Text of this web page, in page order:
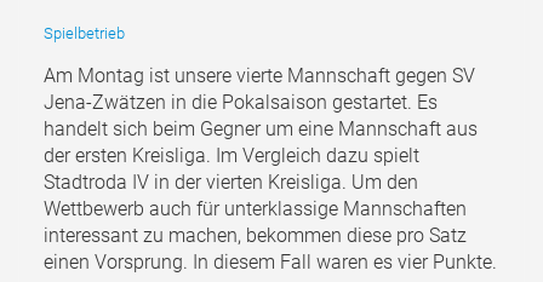
Spielbetrieb
Am Montag ist unsere vierte Mannschaft gegen SV
Jena-Zwätzen in die Pokalsaison gestartet. Es
handelt sich beim Gegner um eine Mannschaft aus
der ersten Kreisliga. Im Vergleich dazu spielt
Stadtroda IV in der vierten Kreisliga. Um den
Wettbewerb auch für unterklassige Mannschaften
interessant zu machen, bekommen diese pro Satz
einen Vorsprung. In diesem Fall waren es vier Punkte.